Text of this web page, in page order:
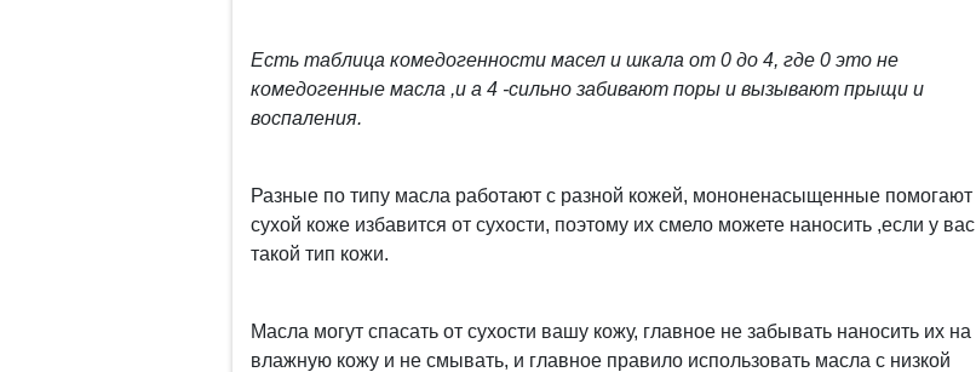
Есть таблица комедогенности масел и шкала от 0 до 4, где 0 это не
комедогенные масла ,и а 4 -сильно забивают поры и вызывают прыщи и
воспаления.
Разные по типу масла работают с разной кожей, мононенасыщенные помогают
сухой коже избавится от сухости, поэтому их смело можете наносить ,если у вас
такой тип кожи.
Масла могут спасать от сухости вашу кожу, главное не забывать наносить их на
влажную кожу и не смывать, и главное правило использовать масла с низкой